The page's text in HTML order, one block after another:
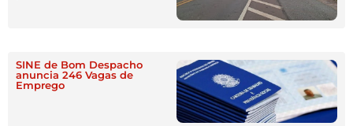
SINE de Bom Despacho
anuncia 246 Vagas de
Emprego